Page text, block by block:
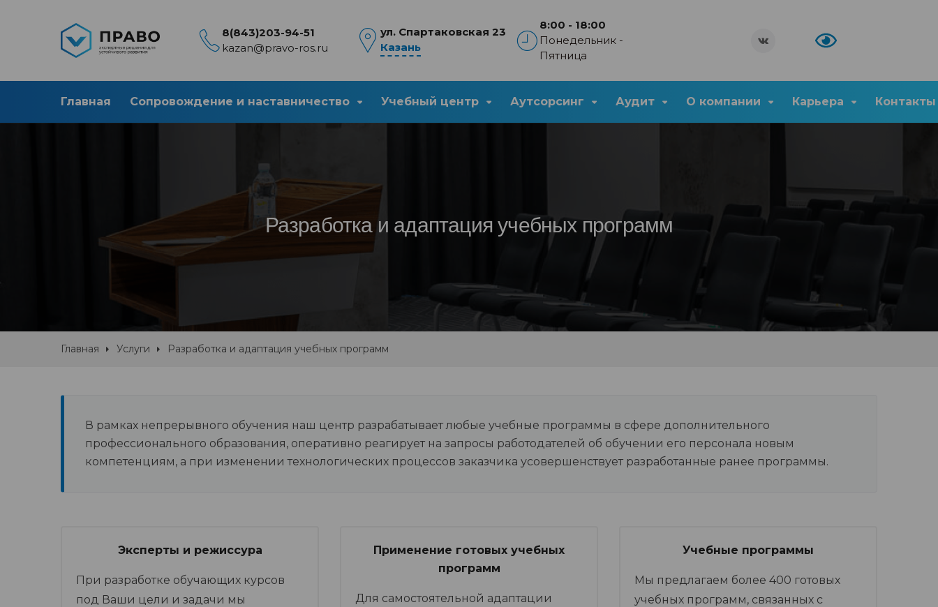
8(843)203-94-51
kazan@pravo-ros.ru
ул. Спартаковская 23
Казань
8:00 - 18:00
Понедельник -
Пятница
Главная Сопровождение и наставничество Учебный центр Аутсорсинг Аудит О компании Карьера Контакты
Разработка и адаптация учебных программ
Главная Услуги Разработка и адаптация учебных программ
В рамках непрерывного обучения наш центр разрабатывает любые учебные программы в сфере дополнительного
профессионального образования, оперативно реагирует на запросы работодателей об обучении его персонала новым
компетенциям, а при изменении технологических процессов заказчика усовершенствует разработанные ранее программы.
Эксперты и режиссура
При разработке обучающих курсов
под Ваши цели и задачи мы
Применение готовых учебных
программ
Для самостоятельной адаптации
Учебные программы
Мы предлагаем более 400 готовых
учебных программ, связанных с